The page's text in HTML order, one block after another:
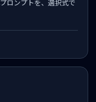
ロンプトを、選択式で